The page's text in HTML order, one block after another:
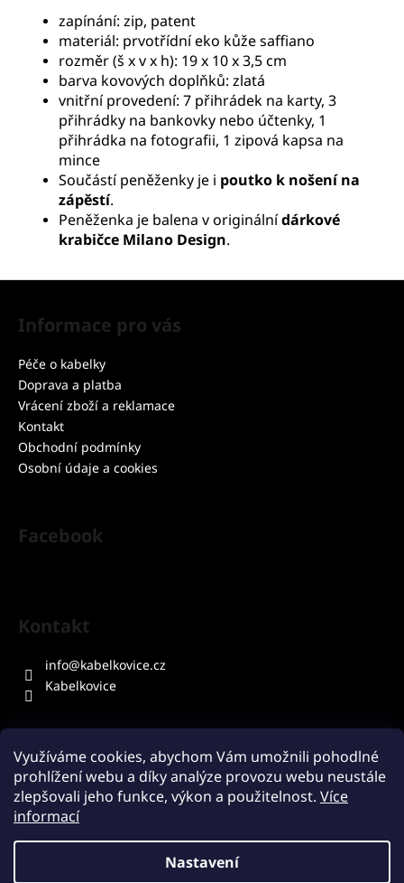
Využíváme cookies, abychom Vám umožnili pohodlné
prohlížení webu a díky analýze provozu webu neustále
zlepšovali jeho funkce, výkon a použitelnost. Více
informací
Nastavení
zapínání: zip, patent
materiál: prvotřídní eko kůže saffiano
rozměr (š x v x h): 19 x 10 x 3,5 cm
barva kovových doplňků: zlatá
vnitřní provedení: 7 přihrádek na karty, 3
přihrádky na bankovky nebo účtenky, 1
přihrádka na fotografii, 1 zipová kapsa na
mince
Součástí peněženky je i poutko k nošení na
zápěstí.
Peněženka je balena v originálnídárkové
krabičce Milano Design.
Z
Informace pro vás
Péče o kabelky
Doprava a platba
Vrácení zboží a reklamace
Kontakt
Obchodní podmínky
Osobní údaje a cookies
Facebook
Kontakt
info@kabelkovice.cz
Kabelkovice
Přijímáme online platby